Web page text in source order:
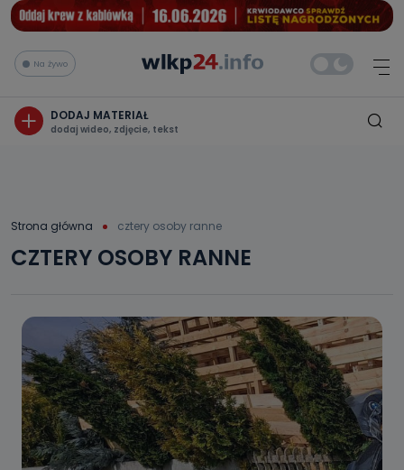
Na żywo
DODAJ MATERIAŁ
dodaj wideo, zdjęcie, tekst
Strona główna cztery osoby ranne
CZTERY OSOBY RANNE